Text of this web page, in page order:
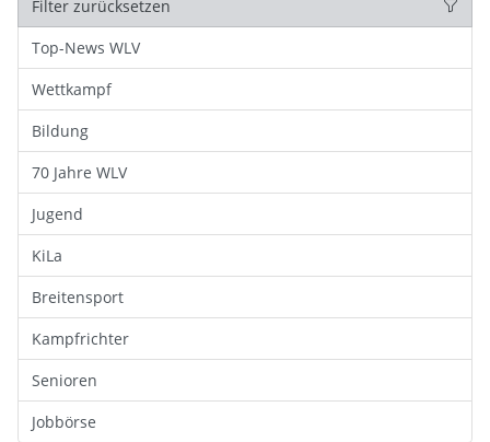
Filter zurücksetzen
Top-News WLV
Wettkampf
Bildung
70 Jahre WLV
Jugend
KiLa
Breitensport
Kampfrichter
Senioren
Jobbörse